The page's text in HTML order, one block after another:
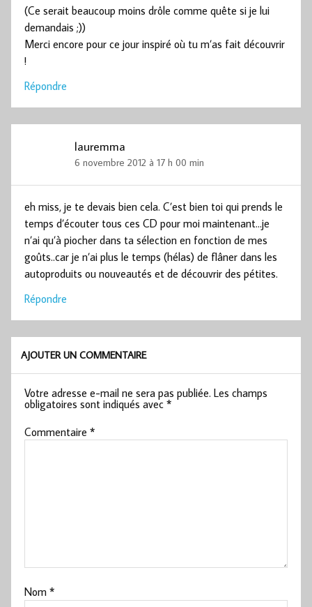
(Ce serait beaucoup moins drôle comme quête si je lui
demandais ;))
Merci encore pour ce jour inspiré où tu m’as fait découvrir
!
Répondre
lauremma
6 novembre 2012 à 17 h 00 min
eh miss, je te devais bien cela. C’est bien toi qui prends le
temps d’écouter tous ces CD pour moi maintenant…je
n’ai qu’à piocher dans ta sélection en fonction de mes
goûts..car je n’ai plus le temps (hélas) de flâner dans les
autoproduits ou nouveautés et de découvrir des pétites.
Répondre
AJOUTER UN COMMENTAIRE
Votre adresse e-mail ne sera pas publiée. Les champs
obligatoires sont indiqués avec*
Commentaire*
Nom*